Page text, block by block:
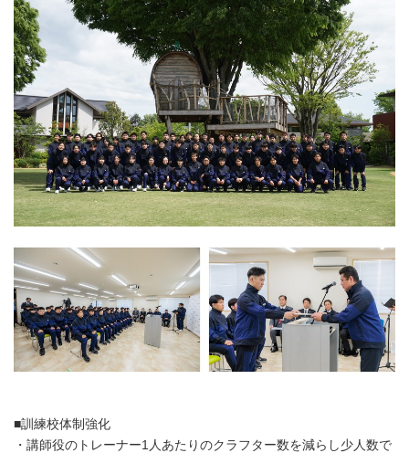
■訓練校体制強化
・講師役のトレーナー1人あたりのクラフター数を減らし少人数で